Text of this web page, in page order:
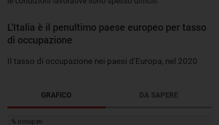
L’Italia è il penultimo paese europeo per tasso
di occupazione
Il tasso di occupazione nei paesi d'Europa, nel 2020
GRAFICO DA SAPERE